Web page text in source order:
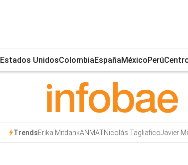
Estados UnidosColombiaEspañaMéxicoPerú
TrendsErika MitdankANMATNicolás TagliaficoJavier